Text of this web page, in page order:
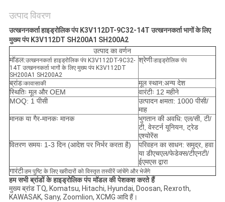
साइटमैप
गोपनीयता
नीति
उत्पाद विवरण
उत्खननकर्ता हाइड्रोलिक पंप K3V112DT-9C32-14T उत्खननकर्ता भागों के लिए
मुख्य पंप K3V112DT SH200A1 SH200A2
उत्पाद का वर्णन
मॉडल:उत्खननकर्ता हाइड्रोलिक पंप K3V112DT-9C32-
14T उत्खननकर्ता भागों के लिए मुख्य पंप K3V112DT
SH200A1 SH200A2
श्रेणीःहाइड्रोलिक पंप
ब्रांडःकावासाकी
मूल स्थान:अन्य देश
स्थितिः मूल और OEM
वारंटीः 12 महीने
MOQ: 1 पीसी
उत्पादन क्षमता: 1000 पीसी/
माह
मानक या गैर-मानकः मानक
भुगतान की अवधि: एल/सी, टी/
टी, वेस्टर्न यूनियन, ट्रेड
एश्योरेंस
वितरण समयः 1-3 दिन (आदेश पर निर्भर करता है)
परिवहन का साधन: समुद्र, हवा
या डीएचएल/फेडेक्स/टीएनटी/
ईएमएस द्वारा
गारंटीःहम पुष्टि के लिए खरीदारों को विस्तृत तस्वीरें जांचेंगे और भेजेंगे
हम सभी ब्रांडों के हाइड्रोलिक पंप मॉडल की पेशकश करते हैं
मुख्य ब्रांड TQ, Komatsu, Hitachi, Hyundai, Doosan, Rexroth,
KAWASAK, Sany, Zoomlion, XCMG आदि हैं।